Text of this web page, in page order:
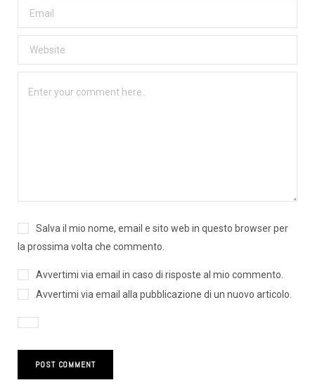
Salva il mio nome, email e sito web in questo browser per
la prossima volta che commento.
Avvertimi via email in caso di risposte al mio commento.
Avvertimi via email alla pubblicazione di un nuovo articolo.